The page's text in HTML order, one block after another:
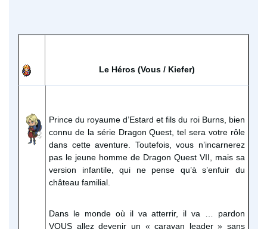
Le Héros (Vous / Kiefer)
Prince du royaume d’Estard et fils du roi Burns, bien
connu de la série Dragon Quest, tel sera votre rôle
dans cette aventure. Toutefois, vous n’incarnerez
pas le jeune homme de Dragon Quest VII, mais sa
version infantile, qui ne pense qu’à s’enfuir du
château familial.
Dans le monde où il va atterrir, il va … pardon
VOUS allez devenir un « caravan leader » sans